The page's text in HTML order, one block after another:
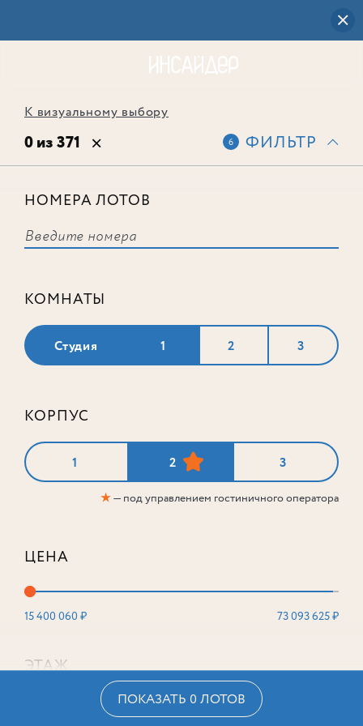
К визуальному выбору
0 из 371 6 ФИЛЬТР
НОМЕРА ЛОТОВ
КОМНАТЫ
Студия 1 2 3
КОРПУС
1 2 3
★— под управлением гостиничного оператора
ЦЕНА
15 400 060 ₽ 73 093 625 ₽
ЭТАЖ
ПОКАЗАТЬ 0 ЛОТОВ
соответствует ни одного лота